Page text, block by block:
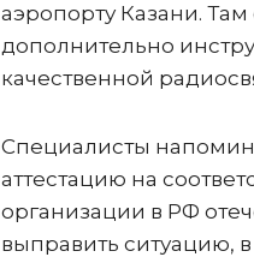
аэропорту Казани.
дополнительно
качественной
Специалисты
аттестацию на
организации в РФ
выправить ситуацию,